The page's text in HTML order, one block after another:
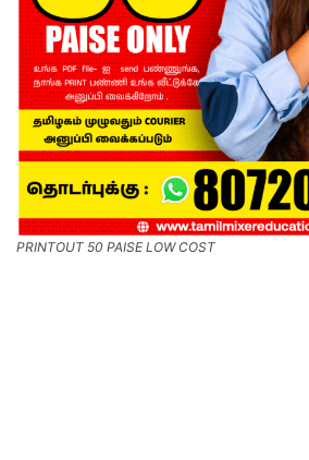
PRINTOUT 50 PAISE LOW COST